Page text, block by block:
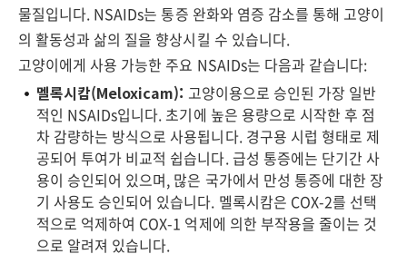
물질입니다. NSAIDs는 통증 완화와 염증 감소를 통해 고양이
의 활동성과 삶의 질을 향상시킬 수 있습니다.
고양이에게 사용 가능한 주요 NSAIDs는 다음과 같습니다:
멜록시캄(Meloxicam): 고양이용으로 승인된 가장 일반
적인 NSAIDs입니다. 초기에 높은 용량으로 시작한 후 점
차 감량하는 방식으로 사용됩니다. 경구용 시럽 형태로 제
공되어 투여가 비교적 쉽습니다. 급성 통증에는 단기간 사
용이 승인되어 있으며, 많은 국가에서 만성 통증에 대한 장
기 사용도 승인되어 있습니다. 멜록시캄은 COX-2를 선택
적으로 억제하여 COX-1 억제에 의한 부작용을 줄이는 것
으로 알려져 있습니다.